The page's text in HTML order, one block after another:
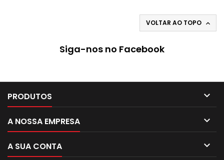
VOLTAR AO TOPO 
Siga-nos no Facebook
PRODUTOS 
A NOSSA EMPRESA 
A SUA CONTA 